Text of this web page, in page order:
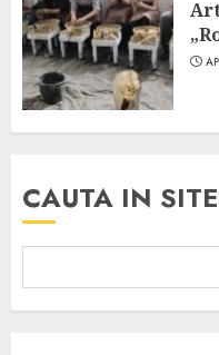
CAUTA IN SITE